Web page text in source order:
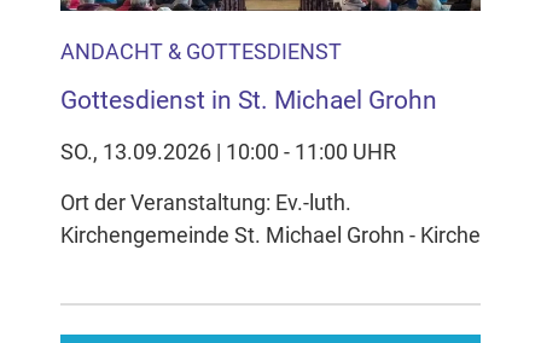
ANDACHT & GOTTESDIENST
Gottesdienst in St. Michael Grohn
SO., 13.09.2026 | 10:00 - 11:00 UHR
Ort der Veranstaltung: Ev.-luth.
Kirchengemeinde St. Michael Grohn - Kirche